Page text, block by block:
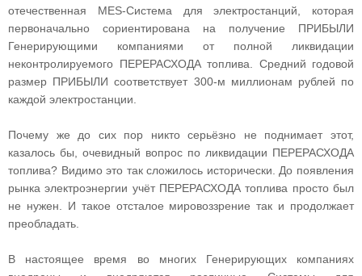
отечественная MES-Система для электростанций, которая
первоначально сориентирована на получение ПРИБЫЛИ
Генерирующими компаниями от полной ликвидации
неконтролируемого ПЕРЕРАСХОДА топлива. Средний годовой
размер ПРИБЫЛИ соответствует 300-м миллионам рублей по
каждой электростанции.
Почему же до сих пор никто серьёзно не поднимает этот,
казалось бы, очевидный вопрос по ликвидации ПЕРЕРАСХОДА
топлива? Видимо это так сложилось исторически. До появления
рынка электроэнергии учёт ПЕРЕРАСХОДА топлива просто был
не нужен. И такое отсталое мировоззрение так и продолжает
преобладать.
В настоящее время во многих Генерирующих компаниях